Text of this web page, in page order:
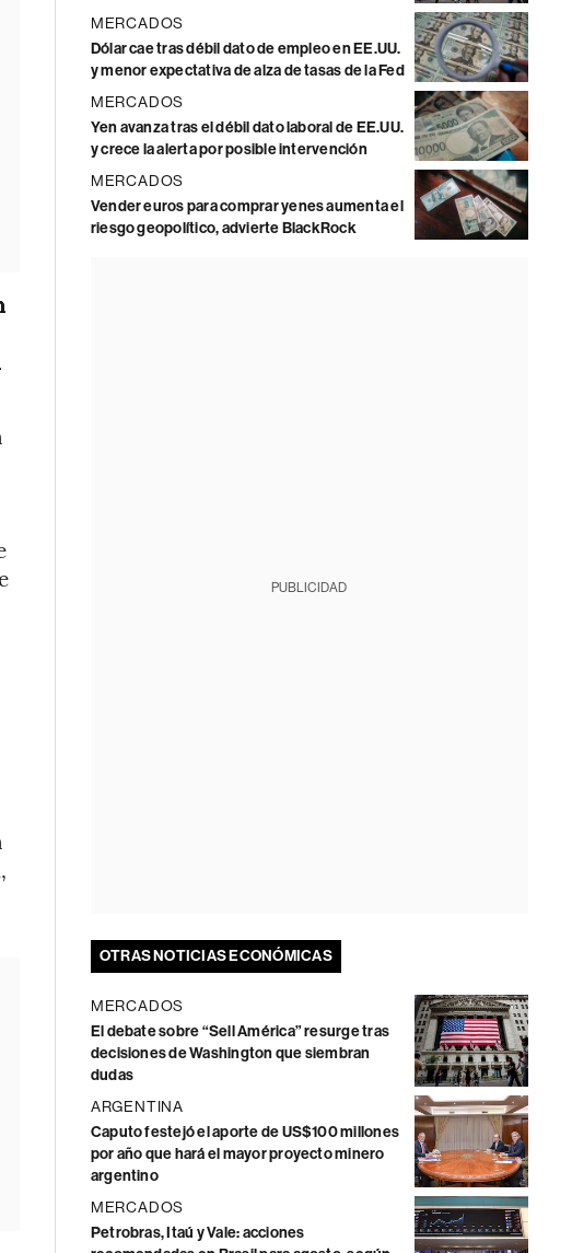
MERCADOS
Dólar cae tras débil dato de empleo en EE.UU.
y menor expectativa de alza de tasas de la Fed
MERCADOS
Yen avanza tras el débil dato laboral de EE.UU.
y crece la alerta por posible intervención
MERCADOS
Vender euros para comprar yenes aumenta el
riesgo geopolítico, advierte BlackRock
PUBLICIDAD
OTRAS NOTICIAS ECONÓMICAS
MERCADOS
El debate sobre “Sell América” resurge tras
decisiones de Washington que siembran
dudas
ARGENTINA
Caputo festejó el aporte de US$100 millones
por año que hará el mayor proyecto minero
argentino
MERCADOS
Petrobras, Itaú y Vale: acciones